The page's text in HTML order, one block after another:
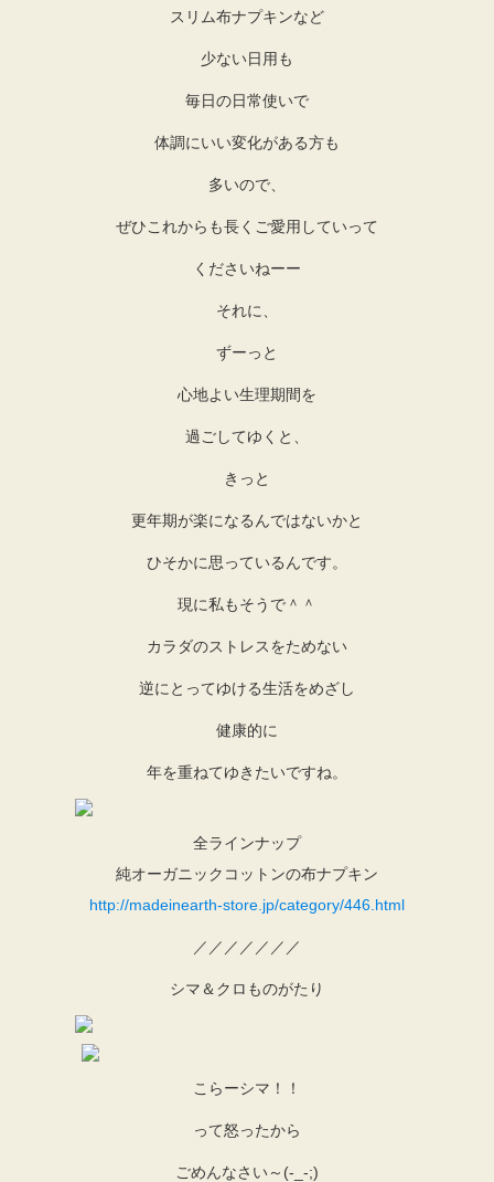
スリム布ナプキンなど
少ない日用も
毎日の日常使いで
体調にいい変化がある方も
多いので、
ぜひこれからも長くご愛用していって
くださいねーー
それに、
ずーっと
心地よい生理期間を
過ごしてゆくと、
きっと
更年期が楽になるんではないかと
ひそかに思っているんです。
現に私もそうで＾＾
カラダのストレスをためない
逆にとってゆける生活をめざし
健康的に
年を重ねてゆきたいですね。
全ラインナップ
純オーガニックコットンの布ナプキン
http://madeinearth-store.jp/category/446.html
／／／／／／／
シマ＆クロものがたり
こらーシマ！！
って怒ったから
ごめんなさい～(-_-;)